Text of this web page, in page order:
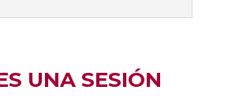
UNA SESIÓN